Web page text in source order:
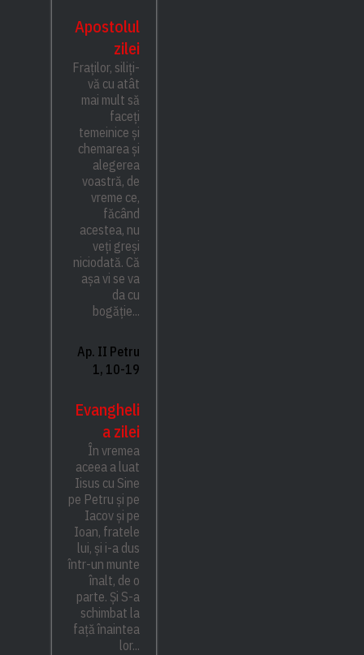
Apostolul
zilei
Fraților, siliți-
vă cu atât
mai mult să
faceți
temeinice și
chemarea și
alegerea
voastră, de
vreme ce,
făcând
acestea, nu
veți greși
niciodată. Că
așa vi se va
da cu
bogăție...
Ap. II Petru
1, 10-19
Evangheli
a zilei
În vremea
aceea a luat
Iisus cu Sine
pe Petru și pe
Iacov și pe
Ioan, fratele
lui, și i-a dus
într-un munte
înalt, de o
parte. Și S-a
schimbat la
față înaintea
lor...